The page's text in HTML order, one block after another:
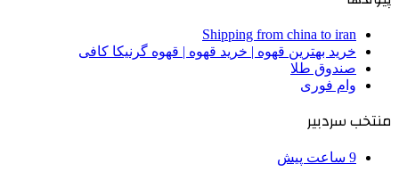
Shipping from china to iran
خرید بهترین قهوه | خرید قهوه | قهوه گرنیکا کافی
صندوق طلا
وام فوری
منتخب سردبیر
9 ساعت پیش